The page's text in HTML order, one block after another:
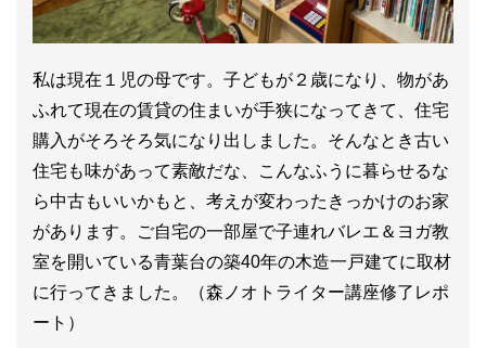
私は現在１児の母です。子どもが２歳になり、物があ
ふれて現在の賃貸の住まいが手狭になってきて、住宅
購入がそろそろ気になり出しました。そんなとき古い
住宅も味があって素敵だな、こんなふうに暮らせるな
ら中古もいいかもと、考えが変わったきっかけのお家
があります。ご自宅の一部屋で子連れバレエ＆ヨガ教
室を開いている青葉台の築40年の木造一戸建てに取材
に行ってきました。（森ノオトライター講座修了レポ
ート）